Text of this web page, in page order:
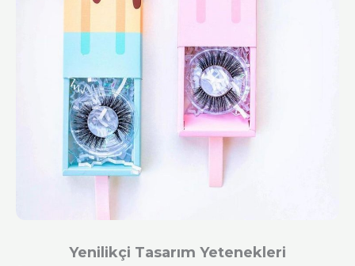
Yenilikçi Tasarım Yetenekleri